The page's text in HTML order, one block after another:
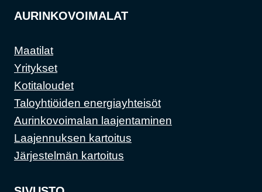
AURINKOVOIMALAT
Maatilat
Yritykset
Kotitaloudet
Taloyhtiöiden energiayhteisöt
Aurinkovoimalan laajentaminen
Laajennuksen kartoitus
Järjestelmän kartoitus